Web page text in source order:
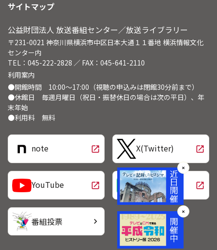
サイトマップ
公益財団法人 放送番組センター／放送ライブラリー
〒231-0021 神奈川県横浜市中区日本大通１１番地 横浜情報文化
センター内
TEL：045-222-2828 ／ FAX：045-641-2110
利用案内
●開館時間 10:00～17:00（視聴の申込みは閉館30分前まで）
●休館日 毎週月曜日（祝日・振替休日の場合は次の平日）、年
末年始
●利用料 無料
note open_in_new X(Twitter) open_in_new
YouTube open_in_new LINE open_in_new
番組投票 chevron_right
✕
✕